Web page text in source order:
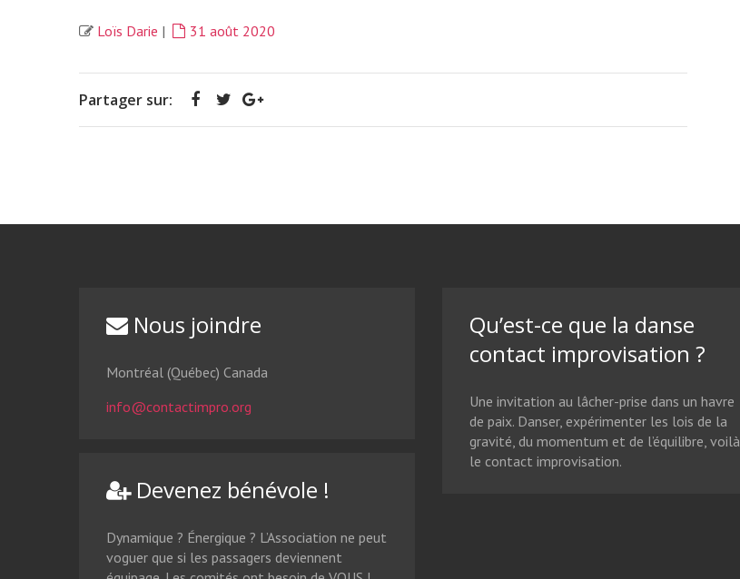
Loïs Darie | 31 août 2020
Partager sur:
Nous joindre
Montréal (Québec) Canada
info@contactimpro.org
Devenez bénévole !
Dynamique ? Énergique ? L’Association ne peut
voguer que si les passagers deviennent
Qu’est-ce que la danse
contact improvisation ?
Une invitation au lâcher-prise dans un havre
de paix. Danser, expérimenter les lois de la
gravité, du momentum et de l’équilibre, voilà
le contact improvisation.